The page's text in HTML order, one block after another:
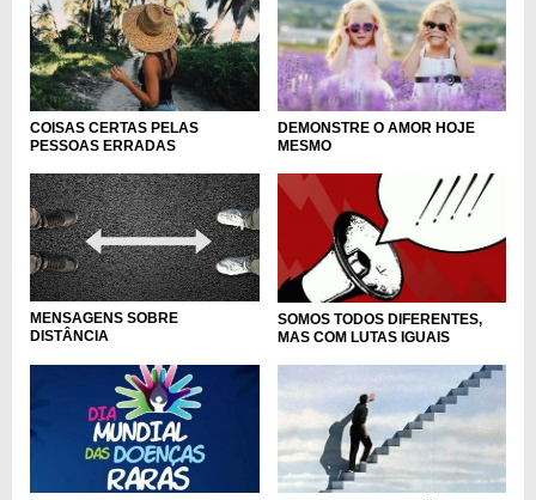
COISAS CERTAS PELAS
PESSOAS ERRADAS
DEMONSTRE O AMOR HOJE
MESMO
MENSAGENS SOBRE
DISTÂNCIA
SOMOS TODOS DIFERENTES,
MAS COM LUTAS IGUAIS